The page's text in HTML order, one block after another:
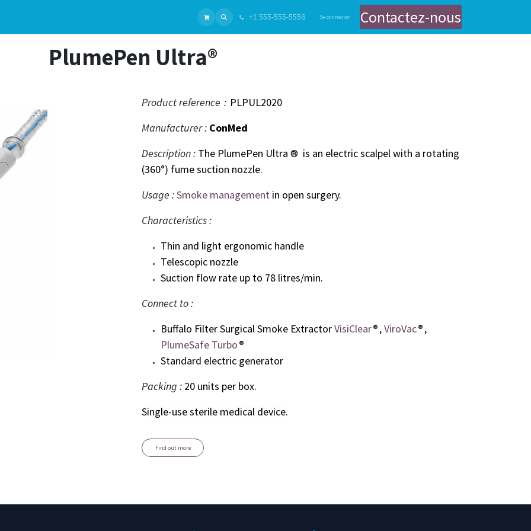
Chirurgie Plastique Fabricants Gastroentérologie Gestion des Fumées Chirurgicales Contact Endoscopie Digestive et
+1 555-555-5556 Se connecter Contactez-nous
PlumePen Ultra®
Product reference : PLPUL2020
Manufacturer : ConMed
Description : The PlumePen Ultra ® is an electric scalpel with a rotating
(360°) fume suction nozzle.
Usage :Smoke management in open surgery.
Characteristics :
Thin and light ergonomic handle
Telescopic nozzle
Suction flow rate up to 78 litres/min.
Connect to :
Buffalo Filter Surgical Smoke ExtractorVisiClear®,ViroVac®,
PlumeSafe Turbo®
Standard electric generator
Packing : 20 units per box.
Single-use sterile medical device.
Find out more